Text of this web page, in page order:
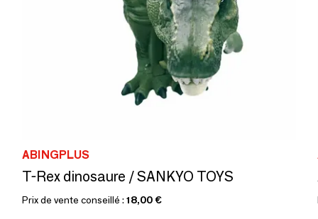
ABINGPLUS
T-Rex dinosaure / SANKYO TOYS
Prix de vente conseillé : 18,00 €